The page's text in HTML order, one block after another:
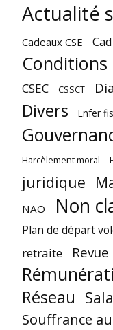
Actualité
Cadeaux CSE
CSEC CSSCT
Divers Enfer
Harcèlement moral
juridique
NAO Non
Plan de départ
retraite
Réseau
Souffrance